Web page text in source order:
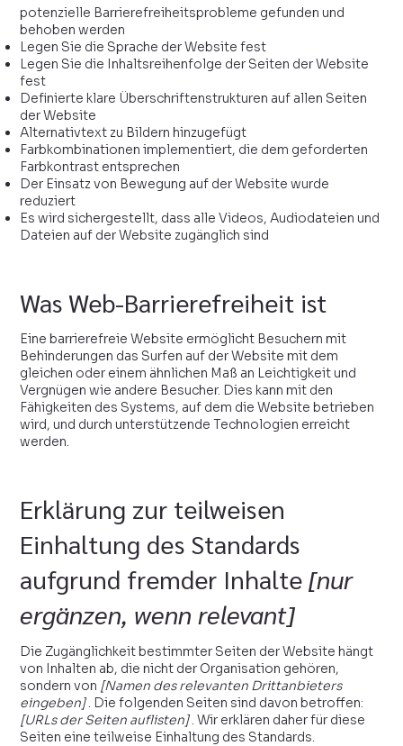
potenzielle Barrierefreiheitsprobleme gefunden und
behoben werden
Legen Sie die Sprache der Website fest
Legen Sie die Inhaltsreihenfolge der Seiten der Website
fest
Definierte klare Überschriftenstrukturen auf allen Seiten
der Website
Alternativtext zu Bildern hinzugefügt
Farbkombinationen implementiert, die dem geforderten
Farbkontrast entsprechen
Der Einsatz von Bewegung auf der Website wurde
reduziert
Es wird sichergestellt, dass alle Videos, Audiodateien und
Dateien auf der Website zugänglich sind
Was Web-Barrierefreiheit ist
Eine barrierefreie Website ermöglicht Besuchern mit
Behinderungen das Surfen auf der Website mit dem
gleichen oder einem ähnlichen Maß an Leichtigkeit und
Vergnügen wie andere Besucher. Dies kann mit den
Fähigkeiten des Systems, auf dem die Website betrieben
wird, und durch unterstützende Technologien erreicht
werden.
Erklärung zur teilweisen
Einhaltung des Standards
aufgrund fremder Inhalte[nur
ergänzen, wenn relevant]
Die Zugänglichkeit bestimmter Seiten der Website hängt
von Inhalten ab, die nicht der Organisation gehören,
sondern von [Namen des relevanten Drittanbieters
eingeben]. Die folgenden Seiten sind davon betroffen:
[URLs der Seiten auflisten]. Wir erklären daher für diese
Seiten eine teilweise Einhaltung des Standards.